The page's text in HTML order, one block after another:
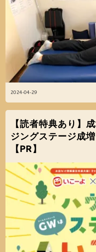
2024-04-29
【読者特典あり】
ジングステージ成
【PR】